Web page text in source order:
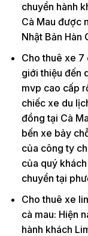
chuyển hành
Cà Mau được
Nhật Bản Hàn
Cho thuê xe 7
giới thiệu đến
mvp cao cấp
chiếc xe du
đồng tại Cà
bến xe bảy
của công ty
của quý
chuyển tại
Cho thuê xe
cà mau: Hiện
hành khách